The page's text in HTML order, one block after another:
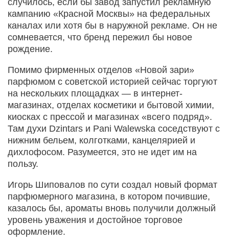
случилось, если бы завод запустил рекламную
кампанию «Красной Москвы» на федеральных
каналах или хотя бы в наружной рекламе. Он не
сомневается, что бренд пережил бы новое
рождение.
Помимо фирменных отделов «Новой зари»
парфюмом с советской историей сейчас торгуют
на нескольких площадках — в интернет-
магазинах, отделах косметики и бытовой химии,
киосках с прессой и магазинах «всего подряд».
Там духи Dzintars и Pani Walewska соседствуют с
нижним бельем, колготками, канцелярией и
дихлофосом. Разумеется, это не идет им на
пользу.
Игорь Шиповалов по сути создал новый формат
парфюмерного магазина, в котором почившие,
казалось бы, ароматы вновь получили должный
уровень уважения и достойное торговое
оформление.